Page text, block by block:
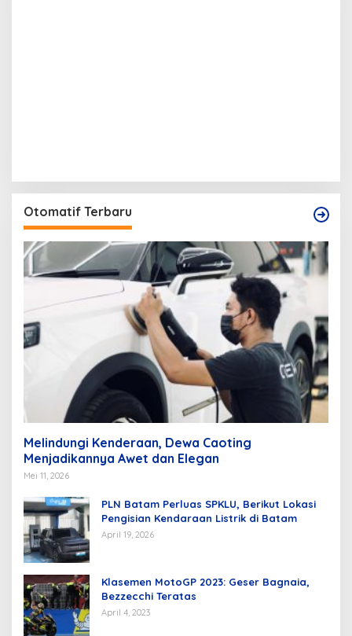
Otomatif Terbaru
Melindungi Kenderaan, Dewa Caoting
Menjadikannya Awet dan Elegan
Mei 11, 2026
PLN Batam Perluas SPKLU, Berikut Lokasi
Pengisian Kendaraan Listrik di Batam
April 19, 2026
Klasemen MotoGP 2023: Geser Bagnaia,
Bezzecchi Teratas
April 4, 2023